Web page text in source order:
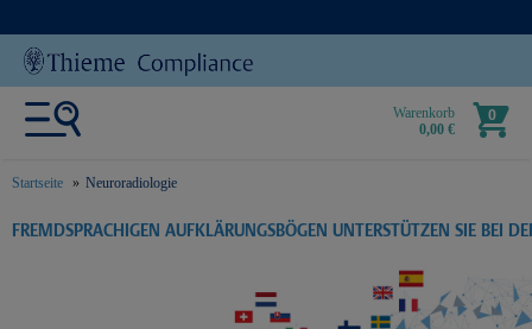
Warenkorb
0,00 €
0
Startseite Neuroradiologie
text.skipToContent
text.skipToNavigation
FREMDSPRACHIGEN AUFKLÄRUNGSBÖGEN UNTERSTÜTZEN SIE BEI